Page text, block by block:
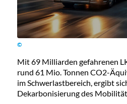
©
Mit 69 Milliarden gefahrenen
rund 61 Mio. Tonnen CO2-
im Schwerlastbereich, ergibt
Dekarbonisierung des